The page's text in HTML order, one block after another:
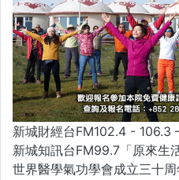
新城財經台FM102.4 - 106.3
新城知訊台FM99.7「原來生
世界醫學氣功學會成立三十